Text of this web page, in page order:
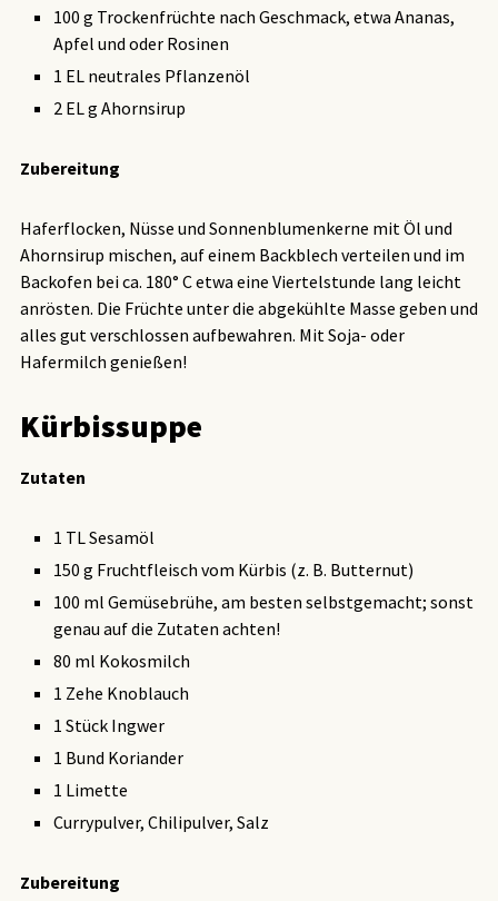
100 g Trockenfrüchte nach Geschmack, etwa Ananas,
Apfel und oder Rosinen
1 EL neutrales Pflanzenöl
2 EL g Ahornsirup
Zubereitung
Haferflocken, Nüsse und Sonnenblumenkerne mit Öl und
Ahornsirup mischen, auf einem Backblech verteilen und im
Backofen bei ca. 180° C etwa eine Viertelstunde lang leicht
anrösten. Die Früchte unter die abgekühlte Masse geben und
alles gut verschlossen aufbewahren. Mit Soja- oder
Hafermilch genießen!
Kürbissuppe
Zutaten
1 TL Sesamöl
150 g Fruchtfleisch vom Kürbis (z. B. Butternut)
100 ml Gemüsebrühe, am besten selbstgemacht; sonst
genau auf die Zutaten achten!
80 ml Kokosmilch
1 Zehe Knoblauch
1 Stück Ingwer
1 Bund Koriander
1 Limette
Currypulver, Chilipulver, Salz
Zubereitung